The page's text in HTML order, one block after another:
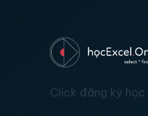
Click đăng ký học